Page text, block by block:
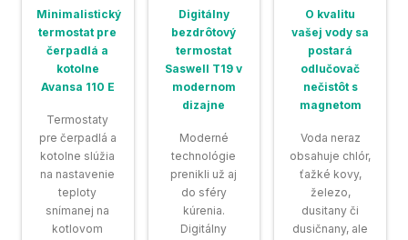
Minimalistický
termostat pre
čerpadlá a
kotolne
Avansa 110 E
Termostaty
pre čerpadlá a
kotolne slúžia
na nastavenie
teploty
snímanej na
kotlovom
Digitálny
bezdrôtový
termostat
Saswell T19 v
modernom
dizajne
Moderné
technológie
prenikli už aj
do sféry
kúrenia.
Digitálny
O kvalitu
vašej vody sa
postará
odlučovač
nečistôt s
magnetom
Voda neraz
obsahuje chlór,
ťažké kovy,
železo,
dusitany či
dusičnany, ale